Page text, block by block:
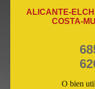
ALICANTE-
COSTA-
O bien